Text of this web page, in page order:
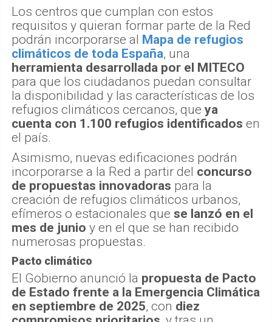
Los centros que cumplan con estos
requisitos y quieran formar parte de la Red
podrán incorporarse al Mapa de refugios
climáticos de toda España, una
herramienta desarrollada por el MITECO
para que los ciudadanos puedan consultar
la disponibilidad y las características de los
refugios climáticos cercanos, que ya
cuenta con 1.100 refugios identificados en
el país.
Asimismo, nuevas edificaciones podrán
incorporarse a la Red a partir del concurso
de propuestas innovadoras para la
creación de refugios climáticos urbanos,
efímeros o estacionales que se lanzó en el
mes de junio y en el que se han recibido
numerosas propuestas.
Pacto climático
El Gobierno anunció la propuesta de Pacto
de Estado frente a la Emergencia Climática
en septiembre de 2025, con diez